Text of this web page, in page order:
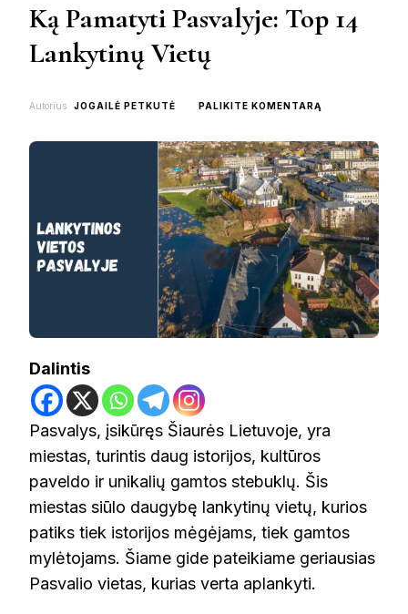
Ką Pamatyti Pasvalyje: Top 14
Lankytinų Vietų
Autorius JOGAILĖ PETKUTĖ PALIKITE KOMENTARĄ
PASVALYJE:
TOP
14
LANKYTINŲ
VIETŲ
Dalintis
Pasvalys, įsikūręs Šiaurės Lietuvoje, yra
miestas, turintis daug istorijos, kultūros
paveldo ir unikalių gamtos stebuklų. Šis
miestas siūlo daugybę lankytinų vietų, kurios
patiks tiek istorijos mėgėjams, tiek gamtos
mylėtojams. Šiame gide pateikiame geriausias
Pasvalio vietas, kurias verta aplankyti.